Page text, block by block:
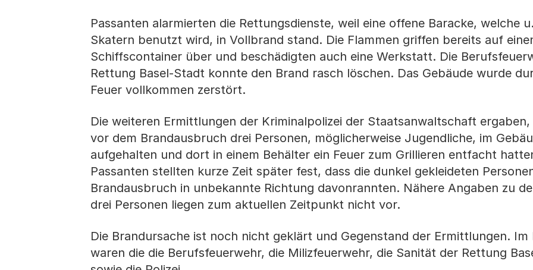
Passanten alarmierten die Rettungsdienste, weil eine offene Baracke, welche
Skatern benutzt wird, in Vollbrand stand. Die Flammen griffen bereits auf
Schiffscontainer über und beschädigten auch eine Werkstatt. Die
Rettung Basel-Stadt konnte den Brand rasch löschen. Das Gebäude wurde
Feuer vollkommen zerstört.
Die weiteren Ermittlungen der Kriminalpolizei der Staatsanwaltschaft ergaben,
vor dem Brandausbruch drei Personen, möglicherweise Jugendliche, im
aufgehalten und dort in einem Behälter ein Feuer zum Grillieren entfacht
Passanten stellten kurze Zeit später fest, dass die dunkel gekleideten
Brandausbruch in unbekannte Richtung davonrannten. Nähere Angaben zu
drei Personen liegen zum aktuellen Zeitpunkt nicht vor.
Die Brandursache ist noch nicht geklärt und Gegenstand der Ermittlungen. Im
waren die die Berufsfeuerwehr, die Milizfeuerwehr, die Sanität der Rettung